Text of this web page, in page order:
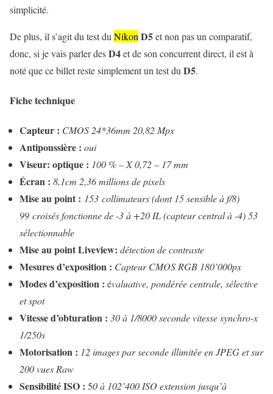
simplicité.
De plus, il s’agit du test du Nikon D5et non pas un comparatif,
donc, si je vais parler desD4et de son concurrent direct, il est à
noté que ce billet reste simplement un test du D5.
Fiche technique
Capteur : CMOS 24*36mm 20,82 Mpx
Antipoussière : oui
Viseur: optique : 100 % – X 0,72 – 17 mm
Écran : 8,1cm 2,36 millions de pixels
Mise au point : 153 collimateurs (dont 15 sensible à f/8)
99 croisés fonctionne de -3 à +20 IL (capteur central à -4) 53
sélectionnable
Mise au point Liveview: détection de contraste
Mesures d’exposition : Capteur CMOS RGB 180’000px
Modes d’exposition : évaluative, pondérée centrale, sélective
et spot
Vitesse d’obturation : 30 à 1/8000 seconde vitesse synchro-x
1/250s
Motorisation : 12 images par seconde illimitée en JPEG et sur
200 vues Raw
Sensibilité ISO : 50 à 102’400 ISO extension jusqu’à